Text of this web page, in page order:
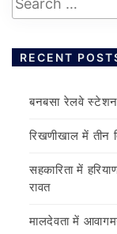
RECENT
बनबसा रेलवे
रिखणीखाल में तीन
सहकारिता में
रावत
मालदेवता में